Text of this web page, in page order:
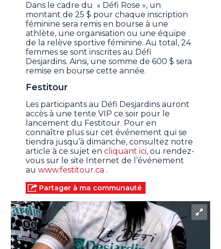
Dans le cadre du « Défi Rose », un
montant de 25 $ pour chaque inscription
féminine sera remis en bourse à une
athlète, une organisation ou une équipe
de la relève sportive féminine. Au total, 24
femmes se sont inscrites au Défi
Desjardins. Ainsi, une somme de 600 $ sera
remise en bourse cette année.
Festitour
Les participants au Défi Desjardins auront
accès à une tente VIP ce soir pour le
lancement du Festitour. Pour en
connaître plus sur cet événement qui se
tiendra jusqu’à dimanche, consultez notre
article à ce sujet encliquant ici, ou rendez-
vous sur le site Internet de l’événement
auwww.festitour.ca .
Partager à ma communauté